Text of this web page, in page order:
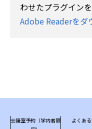
わせたプラグイン
Adobe Readerをダ
会議室予約（学内者限
よくあ